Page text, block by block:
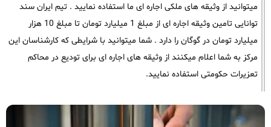
میتوانید از وثیقه های ملکی اجاره ای ما استفاده نمایید . تیم ایران سند
توانایی تامین وثیقه اجاره ای از مبلغ 1 میلیارد تومان تا مبلغ 10 هزار
میلیارد تومان در گوگان را دارد . شما میتوانید با شرایطی که کارشناسان این
مرکز به شما اعلام میکنند از وثیقه های اجاره ای برای تودیع در محاکم
تعزیرات حکومتی استفاده نمایید.